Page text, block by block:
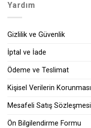
Yardım
Gizlilik ve Güvenlik
İptal ve İade
Ödeme ve Teslimat
Kişisel Verilerin Korunması
Mesafeli Satış Sözleşmesi
Ön Bilgilendirme Formu